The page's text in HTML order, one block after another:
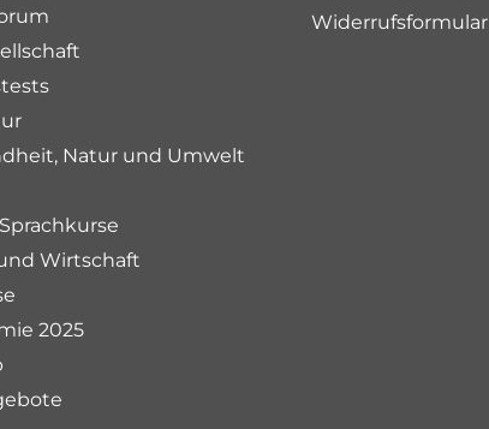
Natur und Umwelt
Wirtschaft
2025
Widerrufsformular